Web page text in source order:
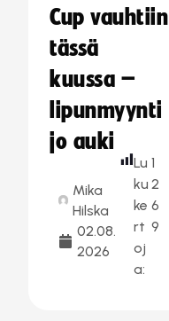
Cup vauhtiin
tässä
kuussa –
lipunmyynti
jo auki
Mika
Hilska
02.08.
2026
Lu
ku
ke
rt
oj
a:
1
2
6
9